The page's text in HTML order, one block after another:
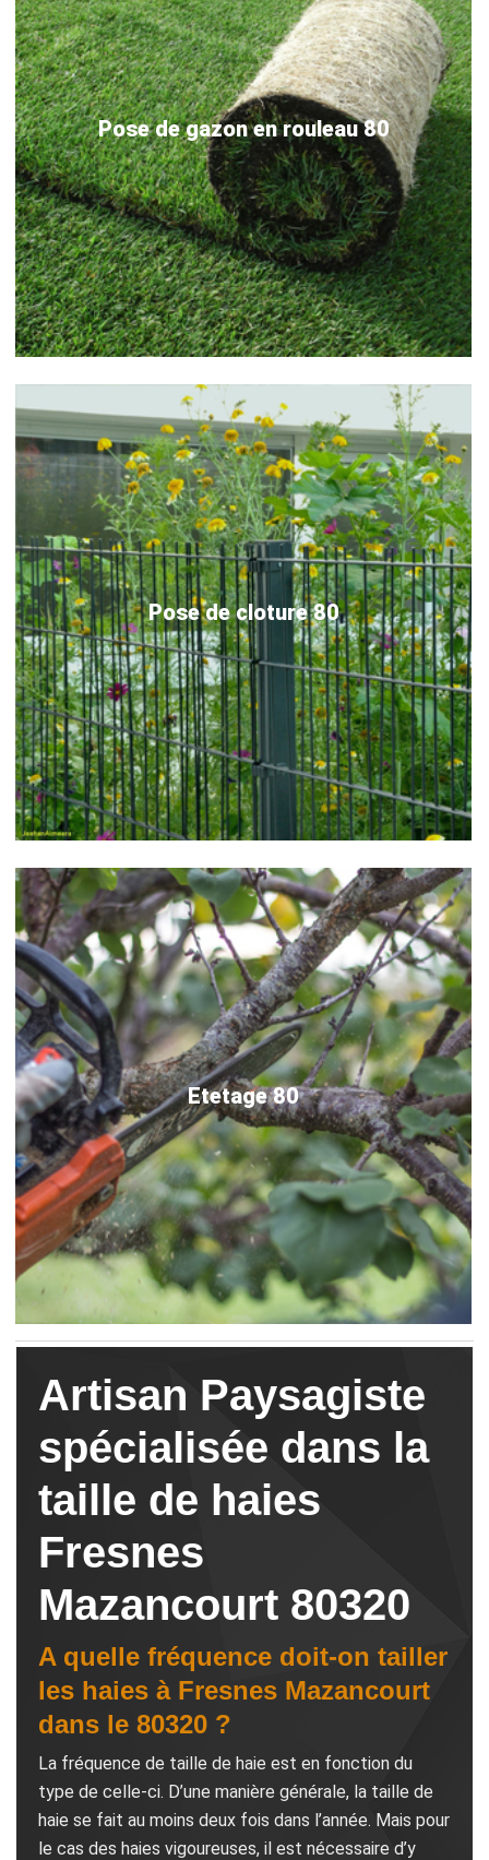
Pose de gazon en rouleau 80
Pose de cloture 80
Etetage 80
Artisan Paysagiste
spécialisée dans la
taille de haies
Fresnes
Mazancourt 80320
A quelle fréquence doit-on tailler
les haies à Fresnes Mazancourt
dans le 80320 ?
La fréquence de taille de haie est en fonction du
type de celle-ci. D’une manière générale, la taille de
haie se fait au moins deux fois dans l’année. Mais pour
le cas des haies vigoureuses, il est nécessaire d’y